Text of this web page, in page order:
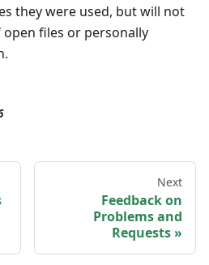
they were used, but will not
files or personally
Next
Feedback on
Problems and
Requests